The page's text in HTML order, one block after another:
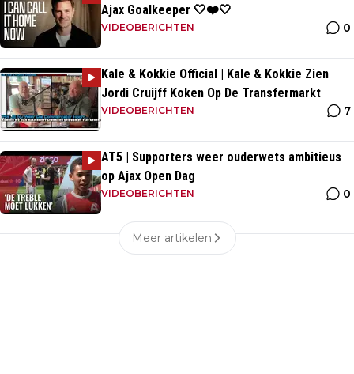
Ajax Goalkeeper 🤍❤️🤍
VIDEOBERICHTEN 0
Kale & Kokkie Official | Kale & Kokkie Zien
Jordi Cruijff Koken Op De Transfermarkt
VIDEOBERICHTEN 7
AT5 | Supporters weer ouderwets ambitieus
op Ajax Open Dag
VIDEOBERICHTEN 0
Meer artikelen